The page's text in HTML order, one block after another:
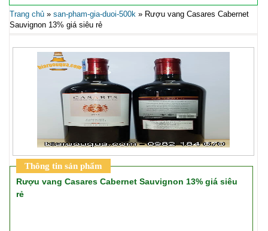
Trang chủ» san-pham-gia-duoi-500k» Rượu vang Casares Cabernet
Sauvignon 13% giá siêu rẻ
Thông tin sản phẩm
Rượu vang Casares Cabernet Sauvignon 13% giá siêu
rẻ